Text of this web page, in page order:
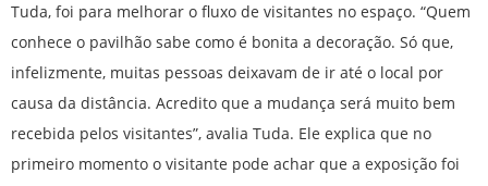
Tuda, foi para melhorar o fluxo de visitantes no espaço. “Quem
conhece o pavilhão sabe como é bonita a decoração. Só que,
infelizmente, muitas pessoas deixavam de ir até o local por
causa da distância. Acredito que a mudança será muito bem
recebida pelos visitantes”, avalia Tuda. Ele explica que no
primeiro momento o visitante pode achar que a exposição foi